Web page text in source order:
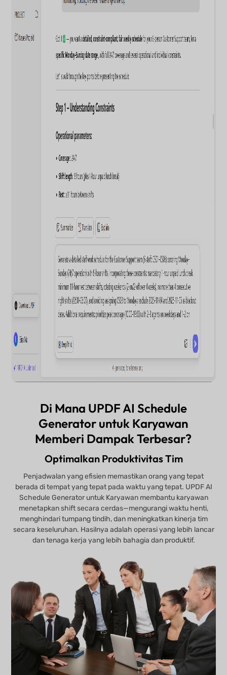
Di Mana UPDF AI Schedule
Generator untuk Karyawan
Memberi Dampak Terbesar?
Optimalkan Produktivitas Tim
Penjadwalan yang efisien memastikan orang yang tepat
berada di tempat yang tepat pada waktu yang tepat. UPDF AI
Schedule Generator untuk Karyawan membantu karyawan
menetapkan shift secara cerdas—mengurangi waktu henti,
menghindari tumpang tindih, dan meningkatkan kinerja tim
secara keseluruhan. Hasilnya adalah operasi yang lebih lancar
dan tenaga kerja yang lebih bahagia dan produktif.